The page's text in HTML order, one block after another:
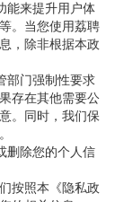
能来提升用户体
。当您使用荔聘
，除非根据本政
部门强制性要求
存在其他需要公
。同时，我们保
删除您的个人信
按照本《隐私政